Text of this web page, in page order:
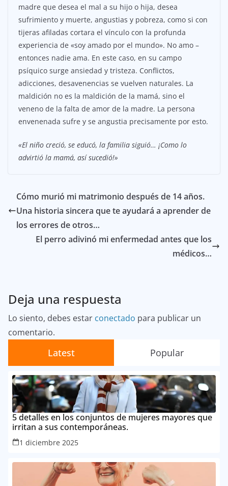
madre que desea el mal a su hijo o hija, desea
sufrimiento y muerte, angustias y pobreza, como si con
tijeras afiladas cortara el vínculo con la profunda
experiencia de «soy amado por el mundo». No amo –
entonces nadie ama. En este caso, en su campo
psíquico surge ansiedad y tristeza. Conflictos,
adicciones, desavenencias se vuelven naturales. La
maldición no es la maldición de la mamá, sino el
veneno de la falta de amor de la madre. La persona
envenenada sufre y se angustia precisamente por esto.
«El niño creció, se educó, la familia siguió… ¡Como lo
advirtió la mamá, así sucedió!»
Cómo murió mi matrimonio después de 14 años.
Una historia sincera que te ayudará a aprender de
los errores de otros…
El perro adivinó mi enfermedad antes que los
médicos…
Deja una respuesta
Lo siento, debes estar conectado para publicar un
comentario.
Latest Popular
5 detalles en los conjuntos de mujeres mayores que
irritan a sus contemporáneas.
1 diciembre 2025